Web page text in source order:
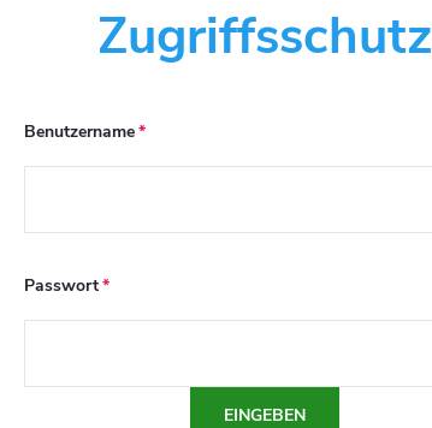
Zugriffsschutz
Benutzername
Passwort
EINGEBEN